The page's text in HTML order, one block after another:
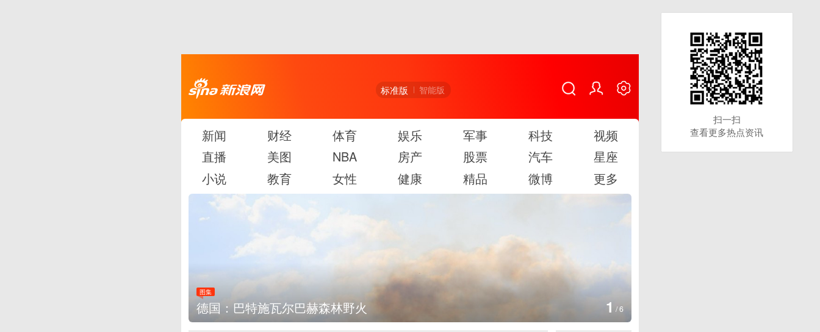
标准版 智能版
新闻 财经 体育 娱乐 军事 科技
视频
直播
美图 NBA 房产 股票 汽车
星座
小说
教育 女性 健康 精品 微博 更多
图集
德国：巴特施瓦尔巴赫森林野火 1 /6
扫一扫
查看更多热点资讯
扫一扫
查看更多热点资讯